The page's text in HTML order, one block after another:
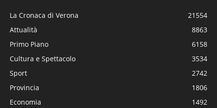
La Cronaca di Verona
21554
Attualità
8863
Primo Piano
6158
Cultura e Spettacolo
3534
Sport
2742
Provincia
1806
Economia
1492